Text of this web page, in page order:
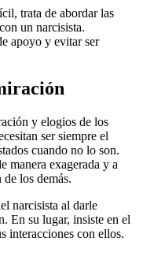
trata de abordar las
un narcisista.
apoyo y evitar ser
y elogios de los
ser siempre el
cuando no lo son.
manera exagerada y a
los demás.
narcisista al darle
En su lugar, insiste en el
interacciones con ellos.